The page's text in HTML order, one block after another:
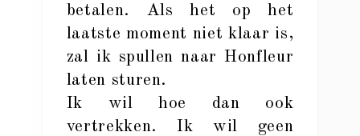
betalen. Als het op het
laatste moment niet klaar is,
zal ik spullen naar Honfleur
laten sturen.
Ik wil hoe dan ook
vertrekken. Ik wil geen